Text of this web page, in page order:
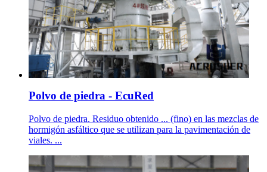
Polvo de piedra - EcuRed
Polvo de piedra. Residuo obtenido ... (fino) en las mezclas de
hormigón asfáltico que se utilizan para la pavimentación de
viales. ...